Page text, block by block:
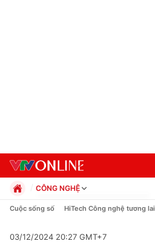
CÔNG NGHỆ
Chính trị
Pháp luật
Cuộc sống số HiTech Công nghệ tương lai
03/12/2024 20:27 GMT+7